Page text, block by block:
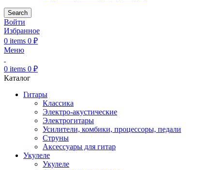
Search
Войти
Избранное
0 items 0 ₽
Меню
0 items 0 ₽
Каталог
Гитары
Классика
Электро-акустические
Электрогитары
Усилители, комбики, процессоры, педали
Струны
Аксессуары для гитар
Укулеле
Укулеле